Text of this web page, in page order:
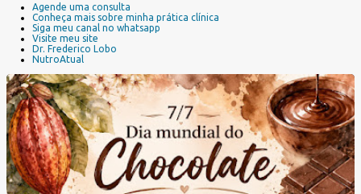
g
e
n
Agende uma consulta
Conheça mais sobre minha prática clínica
Siga meu canal no whatsapp
Visite meu site
Dr. Frederico Lobo
NutroAtual